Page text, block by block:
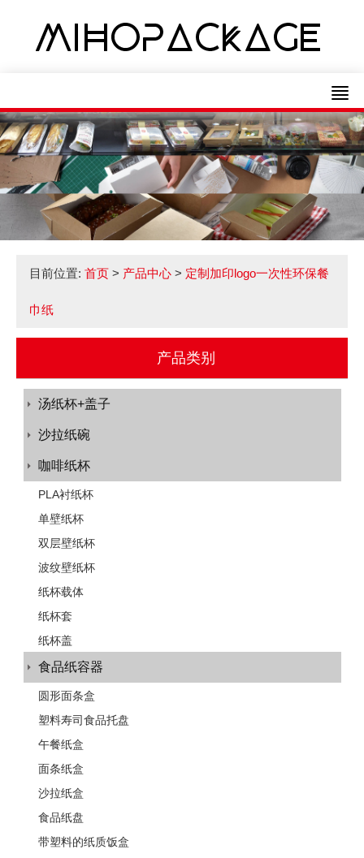
目前位置: 首页 > 产品中心 > 定制加印logo一次性环保餐
巾纸
产品类别
汤纸杯+盖子
沙拉纸碗
咖啡纸杯
PLA衬纸杯
单壁纸杯
双层壁纸杯
波纹壁纸杯
纸杯载体
纸杯套
纸杯盖
食品纸容器
圆形面条盒
塑料寿司食品托盘
午餐纸盒
面条纸盒
沙拉纸盒
食品纸盘
带塑料的纸质饭盒